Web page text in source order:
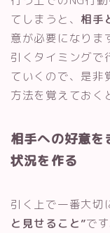
てしまうと、 相手
意が必要になりま
引くタイミングで
ていくので、是非
方法を覚えてお
相手への好意
状況を作る
引く上で一番大切
と見せること”で